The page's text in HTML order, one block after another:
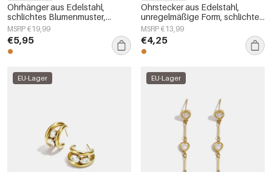
Ohrhänger aus Edelstahl,
schlichtes Blumenmuster,
schlichte Alltags-Serie,
Damenschmuck
MSRP €19,99
€5,95
Ohrstecker aus Edelstahl,
unregelmäßige Form, schlichte
Alltags-Serie, Damenschmuck
MSRP €13,99
€4,25
EU-Lager EU-Lager